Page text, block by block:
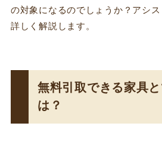
の対象になるのでしょうか？アシ
詳しく解説します。
無料引取できる家具
は？